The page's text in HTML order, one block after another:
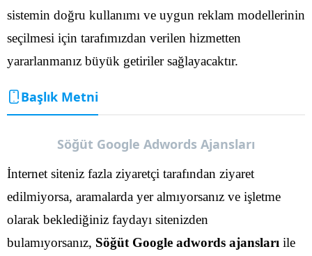
sistemin doğru kullanımı ve uygun reklam modellerinin
seçilmesi için tarafımızdan verilen hizmetten
yararlanmanız büyük getiriler sağlayacaktır.
Başlık Metni
Söğüt Google Adwords Ajansları
İnternet siteniz fazla ziyaretçi tarafından ziyaret
edilmiyorsa, aramalarda yer almıyorsanız ve işletme
olarak beklediğiniz faydayı sitenizden
bulamıyorsanız, Söğüt Google adwords ajansları ile